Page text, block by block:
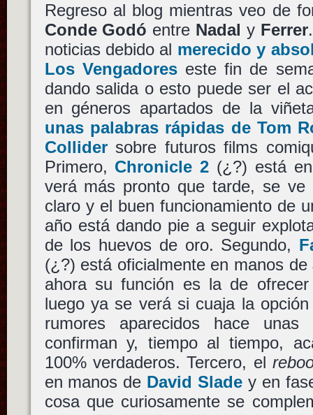
Regreso al blog mientras veo de
Conde Godó entre Nadal y Ferrer
noticias debido al merecido y
Los Vengadoreseste fin de
dando salida o esto puede ser el
en géneros apartados de la
unas palabras rápidas de Tom
Collidersobre futuros films
Primero, Chronicle 2 (¿?) está
verá más pronto que tarde, se
claro y el buen funcionamiento de
año está dando pie a seguir
de los huevos de oro. Segundo,
(¿?) está oficialmente en manos de
ahora su función es la de
luego ya se verá si cuaja la
rumores aparecidos hace unas
confirman y, tiempo al tiempo,
100% verdaderos. Tercero, el
en manos de David Slade y en
cosa que curiosamente se